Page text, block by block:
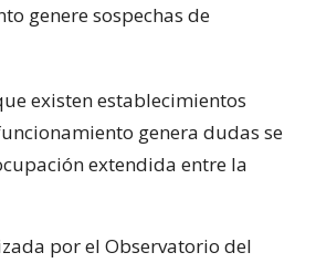
genere sospechas de
existen establecimientos
genera dudas se
extendida entre la
por el Observatorio del